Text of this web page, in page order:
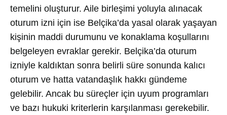
temelini oluşturur. Aile birleşimi yoluyla alınacak
oturum izni için ise Belçika’da yasal olarak yaşayan
kişinin maddi durumunu ve konaklama koşullarını
belgeleyen evraklar gerekir. Belçika’da oturum
izniyle kaldıktan sonra belirli süre sonunda kalıcı
oturum ve hatta vatandaşlık hakkı gündeme
gelebilir. Ancak bu süreçler için uyum programları
ve bazı hukuki kriterlerin karşılanması gerekebilir.